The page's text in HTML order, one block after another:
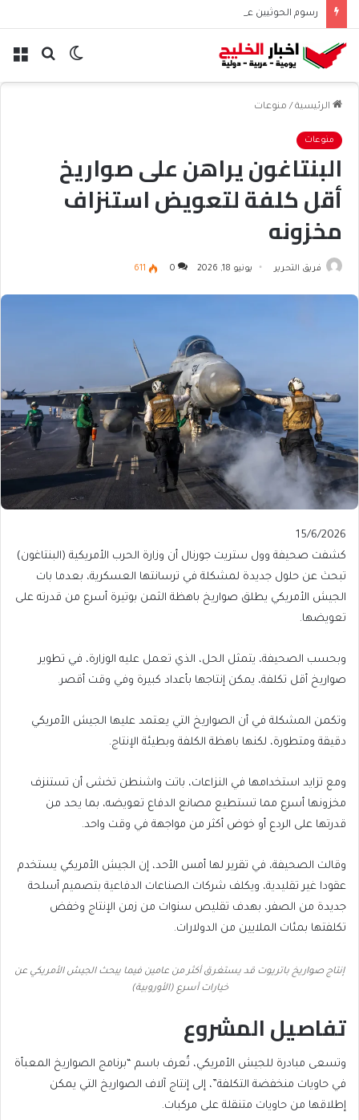
رسوم الحوثيين على باب المندب تعيد حسابات مخاطر الملاحة
بحث الوضع
الرئيسية / منوعات
منوعات
البنتاغون يراهن على صواريخ
أقل كلفة لتعويض استنزاف
مخزونه
فريق التحرير يونيو 18, 2026 0
611
Published
On
15/6/2026
15/6/2026
كشفت صحيفة وول ستريت جورنال أن وزارة الحرب الأمريكية (البنتاغون)
تبحث عن حلول جديدة لمشكلة في ترسانتها العسكرية، بعدما بات
الجيش الأمريكي يطلق صواريخ باهظة الثمن بوتيرة أسرع من قدرته على
تعويضها.
وبحسب الصحيفة، يتمثل الحل، الذي تعمل عليه الوزارة، في تطوير
صواريخ أقل تكلفة، يمكن إنتاجها بأعداد كبيرة وفي وقت أقصر.
وتكمن المشكلة في أن الصواريخ التي يعتمد عليها الجيش الأمريكي
دقيقة ومتطورة، لكنها باهظة الكلفة وبطيئة الإنتاج.
ومع تزايد استخدامها في النزاعات، باتت واشنطن تخشى أن تستنزف
مخزونها أسرع مما تستطيع مصانع الدفاع تعويضه، بما يحد من
قدرتها على الردع أو خوض أكثر من مواجهة في وقت واحد.
وقالت الصحيفة، في تقرير لها أمس الأحد، إن الجيش الأمريكي يستخدم
عقودا غير تقليدية، ويكلف شركات الصناعات الدفاعية بتصميم أسلحة
جديدة من الصفر، بهدف تقليص سنوات من زمن الإنتاج وخفض
تكلفتها بمئات الملايين من الدولارات.
إنتاج صواريخ باتريوت قد يستغرق أكثر من عامين فيما يبحث الجيش الأمريكي عن
خيارات أسرع (الأوروبية)
تفاصيل المشروع
وتسعى مبادرة للجيش الأمريكي، تُعرف باسم “برنامج الصواريخ المعبأة
في حاويات منخفضة التكلفة”، إلى إنتاج آلاف الصواريخ التي يمكن
إطلاقها من حاويات متنقلة على مركبات.